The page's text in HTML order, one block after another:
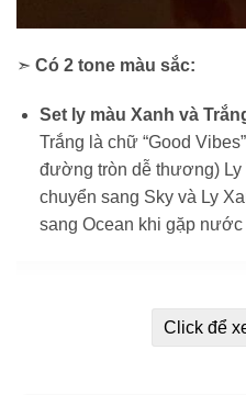
➣ Có 2 tone màu sắc:
Set ly màu Xanh và
Trắng là chữ “Good
đường tròn dễ thương)
chuyển sang Sky và Ly
sang Ocean khi gặp nước
Click để